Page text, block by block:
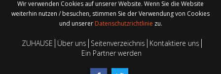
Wir verwenden Cookies auf unserer Website. Wenn Sie die Website
weiterhin nutzen / besuchen, stimmen Sie der Verwendung von Cookies
und unserer Datenschutzrichtlinie zu.
ZUHAUSE Über uns Seitenverzeichnis Kontaktiere uns
Ein Partner werden